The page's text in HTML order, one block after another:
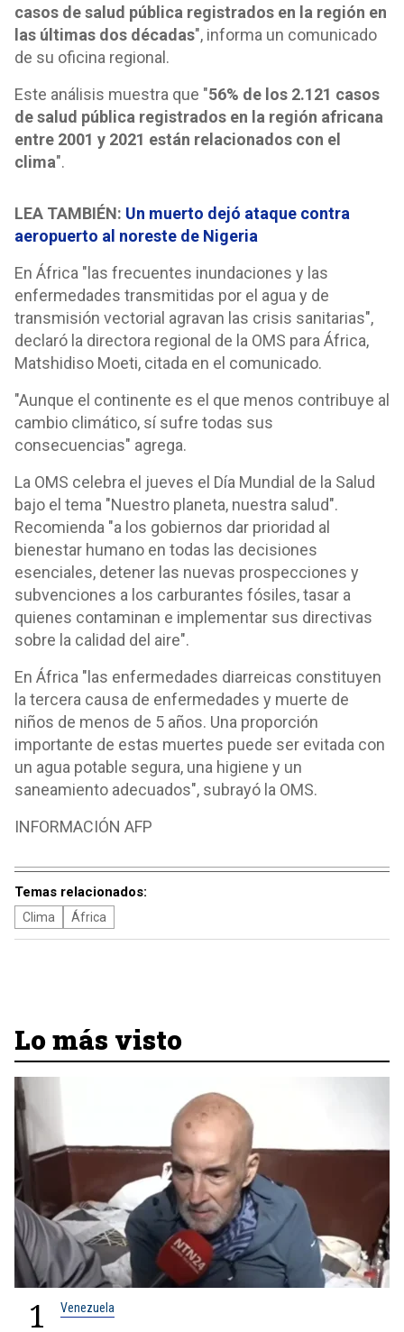
casos de salud pública registrados en la región en
las últimas dos décadas", informa un comunicado
de su oficina regional.
Este análisis muestra que "56% de los 2.121 casos
de salud pública registrados en la región africana
entre 2001 y 2021 están relacionados con el
clima".
LEA TAMBIÉN: Un muerto dejó ataque contra
aeropuerto al noreste de Nigeria
En África "las frecuentes inundaciones y las
enfermedades transmitidas por el agua y de
transmisión vectorial agravan las crisis sanitarias",
declaró la directora regional de la OMS para África,
Matshidiso Moeti, citada en el comunicado.
"Aunque el continente es el que menos contribuye al
cambio climático, sí sufre todas sus
consecuencias" agrega.
La OMS celebra el jueves el Día Mundial de la Salud
bajo el tema "Nuestro planeta, nuestra salud".
Recomienda "a los gobiernos dar prioridad al
bienestar humano en todas las decisiones
esenciales, detener las nuevas prospecciones y
subvenciones a los carburantes fósiles, tasar a
quienes contaminan e implementar sus directivas
sobre la calidad del aire".
En África "las enfermedades diarreicas constituyen
la tercera causa de enfermedades y muerte de
niños de menos de 5 años. Una proporción
importante de estas muertes puede ser evitada con
un agua potable segura, una higiene y un
saneamiento adecuados", subrayó la OMS.
INFORMACIÓN AFP
Temas relacionados:
Clima África
Lo más visto
1 Venezuela